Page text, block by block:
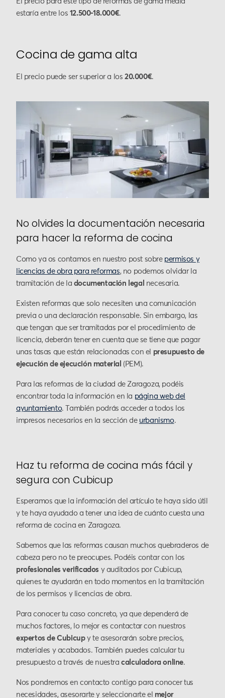
estaría entre los 12.500-18.000€.
Cocina de gama alta
El precio puede ser superior a los 20.000€.
No olvides la documentación necesaria
para hacer la reforma de cocina
Como ya os contamos en nuestro post sobre permisos y
licencias de obra para reformas, no podemos olvidar la
tramitación de la documentación legal necesaria.
Existen reformas que solo necesiten una comunicación
previa o una declaración responsable. Sin embargo, las
que tengan que ser tramitadas por el procedimiento de
licencia, deberán tener en cuenta que se tiene que pagar
unas tasas que están relacionadas con el presupuesto de
ejecución de ejecución material (PEM).
Para las reformas de la ciudad de Zaragoza, podéis
encontrar toda la información en la página web del
ayuntamiento. También podrás acceder a todos los
impresos necesarios en la sección de urbanismo.
Haz tu reforma de cocina más fácil y
segura con Cubicup
Esperamos que la información del artículo te haya sido útil
y te haya ayudado a tener una idea de cuánto cuesta una
reforma de cocina en Zaragoza.
Sabemos que las reformas causan muchos quebraderos de
cabeza pero no te preocupes. Podéis contar con los
profesionales verificados y auditados por Cubicup,
quienes te ayudarán en todo momentos en la tramitación
de los permisos y licencias de obra.
Para conocer tu caso concreto, ya que dependerá de
muchos factores, lo mejor es contactar con nuestros
expertos de Cubicupy te asesorarán sobre precios,
materiales y acabados. También puedes calcular tu
presupuesto a través de nuestracalculadora online.
Nos pondremos en contacto contigo para conocer tus
necesidades, asesorarte y seleccionarte el mejor